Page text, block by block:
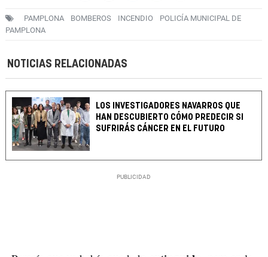
PAMPLONA BOMBEROS INCENDIO
POLICÍA MUNICIPAL DE
PAMPLONA
NOTICIAS RELACIONADAS
LOS INVESTIGADORES NAVARROS QUE
HAN DESCUBIERTO CÓMO PREDECIR SI
SUFRIRÁS CÁNCER EN EL FUTURO